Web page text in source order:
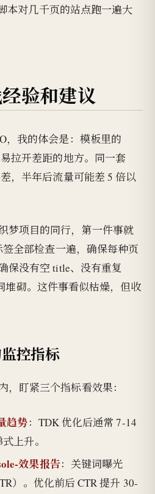
本对几千页的站点跑一遍大
验和建议
，我的体会是：模板里的
拉开差距的地方。同一套
，半年后流量可能差 5 倍以
梦项目的同行，第一件事就
全部检查一遍，确保每种页
保没有空 title、没有重复
堆砌。这件事看似枯燥，但收
控指标
，盯紧三个指标看效果：
趋势：TDK 优化后通常 7-14
上升。
效果报告：关键词曝光
）。优化前后 CTR 提升 30-